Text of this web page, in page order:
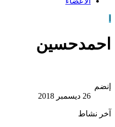
احمدحسين
إنضم
26 ديسمبر 2018
آخر نشاط